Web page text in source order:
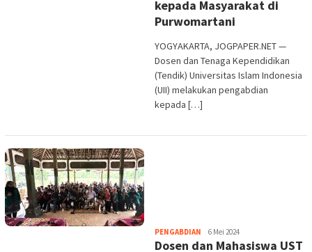
kepada Masyarakat di
Purwomartani
YOGYAKARTA, JOGPAPER.NET —
Dosen dan Tenaga Kependidikan
(Tendik) Universitas Islam Indonesia
(UII) melakukan pengabdian
kepada […]
PENGABDIAN Heri
Purwata
6 Mei 2024
Dosen dan Mahasiswa UST